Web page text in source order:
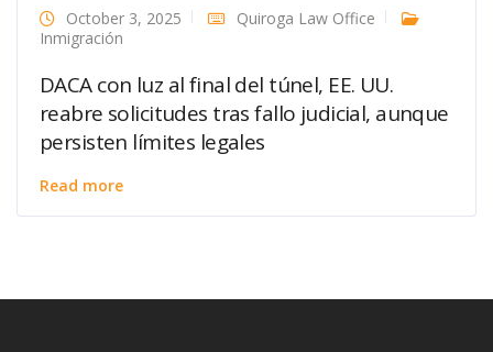
October 3, 2025
Quiroga Law Office
Inmigración
DACA con luz al final del túnel, EE. UU.
reabre solicitudes tras fallo judicial, aunque
persisten límites legales
Read more